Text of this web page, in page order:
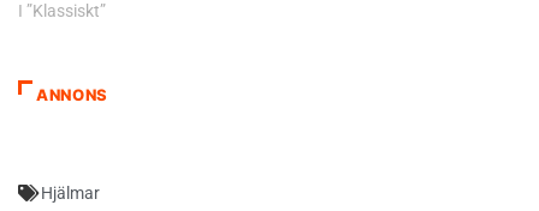
I ”Klassiskt”
ANNONS
Hjälmar